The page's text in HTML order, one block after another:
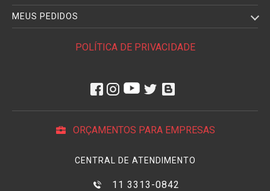
MEUS PEDIDOS
POLÍTICA DE PRIVACIDADE
ORÇAMENTOS PARA EMPRESAS
CENTRAL DE ATENDIMENTO
11 3313-0842